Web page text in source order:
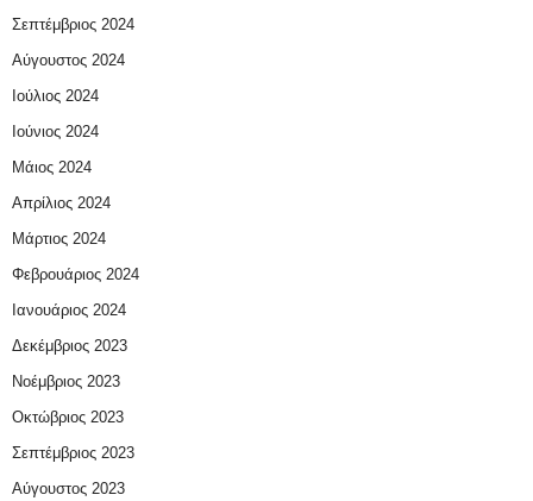
Σεπτέμβριος 2024
Αύγουστος 2024
Ιούλιος 2024
Ιούνιος 2024
Μάιος 2024
Απρίλιος 2024
Μάρτιος 2024
Φεβρουάριος 2024
Ιανουάριος 2024
Δεκέμβριος 2023
Νοέμβριος 2023
Οκτώβριος 2023
Σεπτέμβριος 2023
Αύγουστος 2023